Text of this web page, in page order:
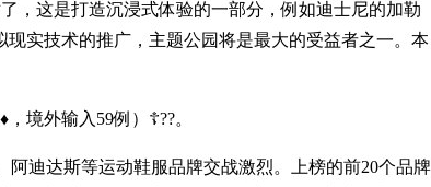
这是打造沉浸式体验的一部分，例如迪士尼的加勒
实技术的推广，主题公园将是最大的受益者之一。本
境外输入59例）☦??。
达斯等运动鞋服品牌交战激烈。上榜的前20个品牌